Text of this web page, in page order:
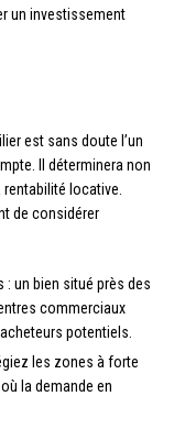
un investissement
est sans doute l’un
Il déterminera non
locative.
de considérer
un bien situé près des
commerciaux
potentiels.
les zones à forte
la demande en